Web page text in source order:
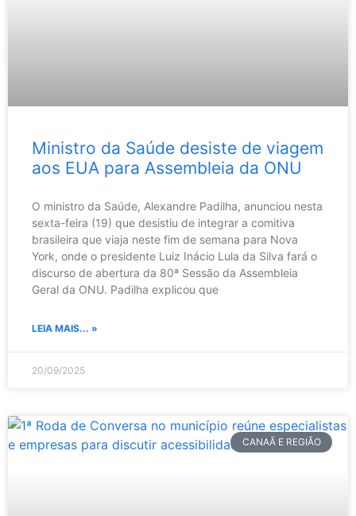
Ministro da Saúde desiste de viagem
aos EUA para Assembleia da ONU
O ministro da Saúde, Alexandre Padilha, anunciou nesta
sexta-feira (19) que desistiu de integrar a comitiva
brasileira que viaja neste fim de semana para Nova
York, onde o presidente Luiz Inácio Lula da Silva fará o
discurso de abertura da 80ª Sessão da Assembleia
Geral da ONU. Padilha explicou que
LEIA MAIS... »
20/09/2025
CANAÃ E REGIÃO